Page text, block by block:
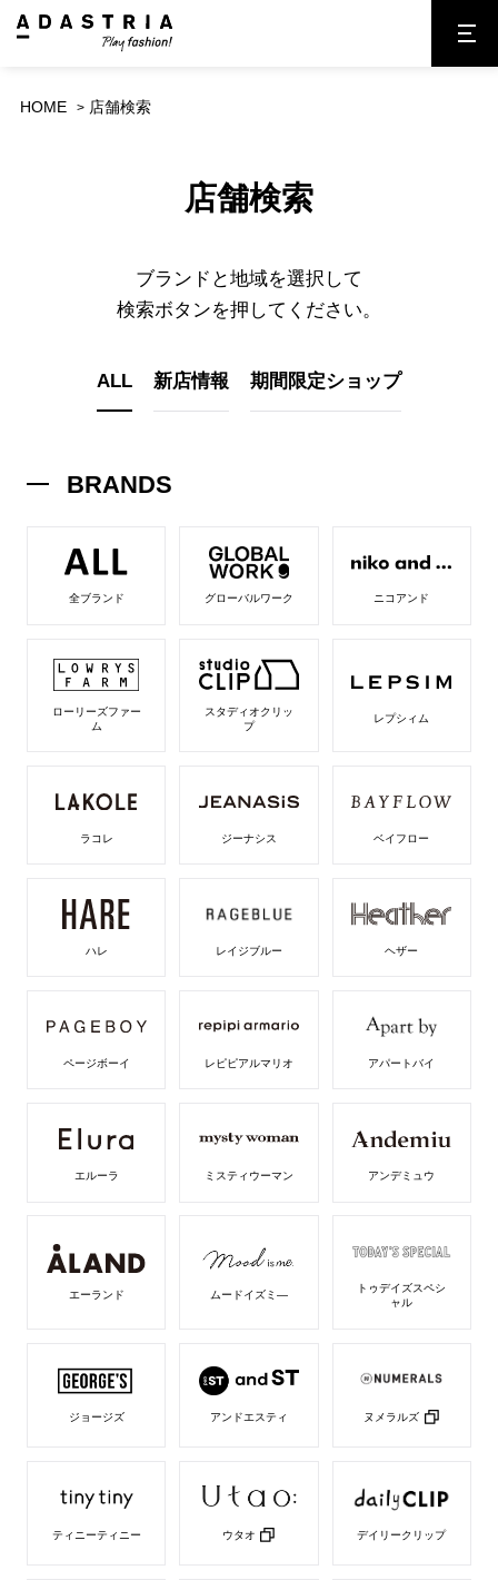
ブランド紹介
HOME 店舗検索
店舗検索
ブランドと地域を選択して
検索ボタンを押してください。
ALL 新店情報 期間限定ショップ
BRANDS
全ブランド グローバルワーク ニコアンド
ローリーズファー
ム
スタディオクリッ
プ
レプシィム
ラコレ ジーナシス ベイフロー
ハレ レイジブルー ヘザー
ページボーイ レピピアルマリオ アパートバイ
エルーラ ミスティウーマン アンデミュウ
エーランド ムードイズミ―
トゥデイズスペシ
ャル
ジョージズ アンドエスティ ヌメラルズ
ティニーティニー ウタオ デイリークリップ